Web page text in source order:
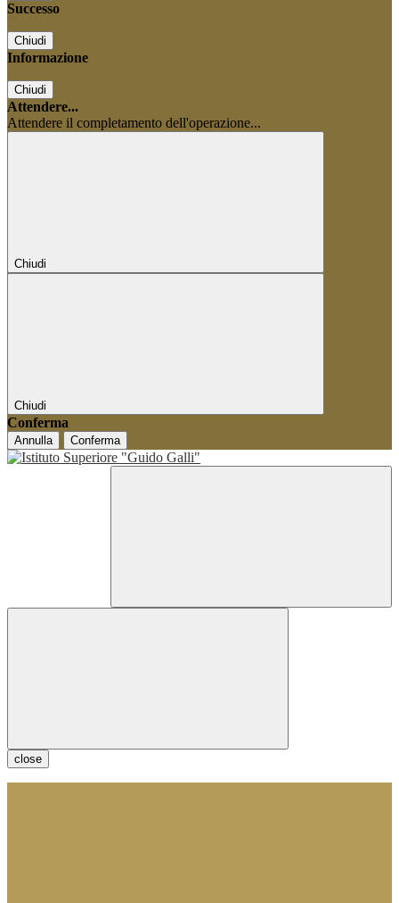
Successo
Chiudi
Informazione
Chiudi
Attendere...
Attendere il completamento dell'operazione...
Chiudi
Chiudi
Conferma
Annulla Conferma
close